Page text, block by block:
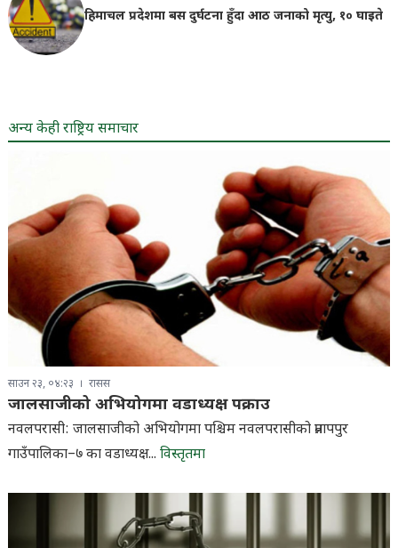
हिमाचल प्रदेशमा बस दुर्घटना हुँदा आठ जनाको मृत्यु, १० घाइते
अन्य केही राष्ट्रिय समाचार
साउन २३, ०४:२३ रासस
जालसाजीको अभियोगमा वडाध्यक्ष पक्राउ
नवलपरासी: जालसाजीको अभियोगमा पश्चिम नवलपरासीको प्रतापपुर
गाउँपालिका–७ का वडाध्यक्ष... विस्तृतमा